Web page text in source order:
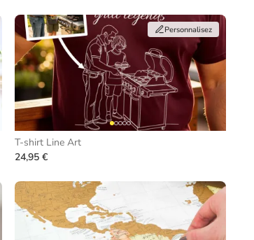
Personnalisez
T-shirt Line Art
24,95 €